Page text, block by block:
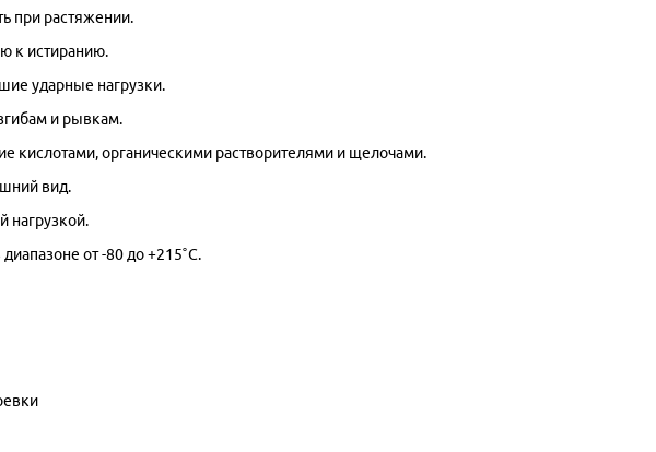
при растяжении.
к истиранию.
ударные нагрузки.
и рывкам.
кислотами, органическими растворителями и щелочами.
вид.
нагрузкой.
от -80 до +215˚С.